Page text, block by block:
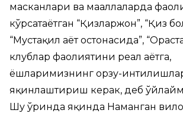
масканлари ва маҳаллаларда
кўрсатаётган “Қизларжон”, “Қиз
“Мустақил ҳаёт остонасида”,
клублар фаолиятини реал ҳаётга,
ёшларимизнинг орзу-
яқинлаштириш керак, деб
Шу ўринда яқинда Наманган